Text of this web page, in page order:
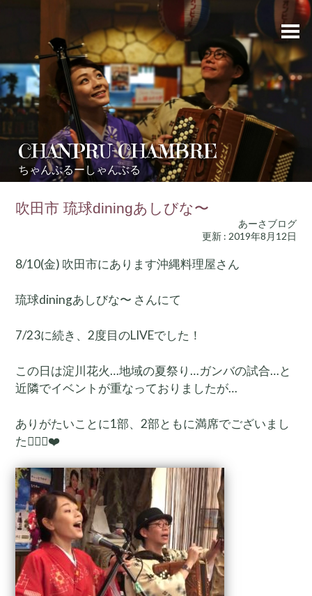
CHANPRU-CHAMBRE
ちゃんぷるーしゃんぶる
吹田市 琉球diningあしびな〜
あーさブログ
更新 : 2019年8月12日
8/10(金) 吹田市にあります沖縄料理屋さん
琉球diningあしびな〜 さんにて
7/23に続き、2度目のLIVEでした！
この日は淀川花火…地域の夏祭り…ガンバの試合…と
近隣でイベントが重なっておりましたが…
ありがたいことに1部、2部ともに満席でございまし
た🙇🏻‍♀️❤️